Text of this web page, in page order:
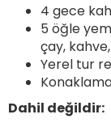
4 gece
5 öğle
çay,
Yerel tur
Dahil değildir: